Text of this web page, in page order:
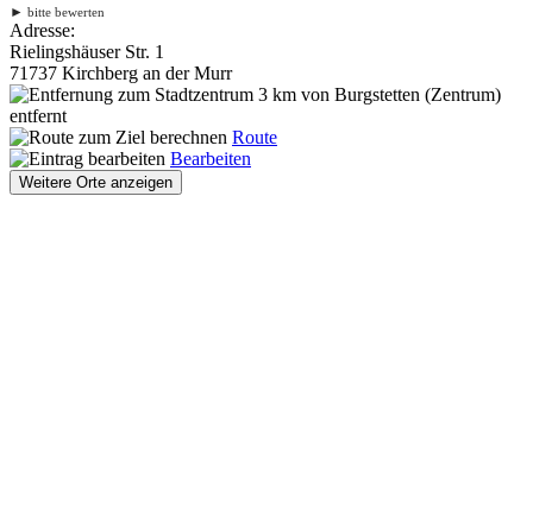
► bitte bewerten
Adresse:
Rielingshäuser Str. 1
71737 Kirchberg an der Murr
3 km von Burgstetten (Zentrum)
entfernt
Route
Bearbeiten
Weitere Orte anzeigen